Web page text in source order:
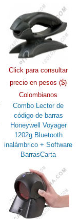
Click para consultar
precio en pesos ($)
Colombianos
Combo Lector de
código de barras
Honeywell Voyager
1202g Bluetooth
inalámbrico + Software
BarrasCarta